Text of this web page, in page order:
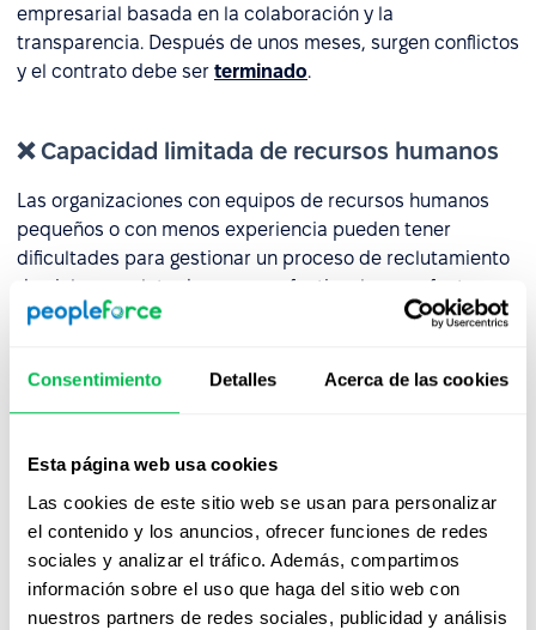
Consentimiento Detalles Acerca de las cookies
Esta página web usa cookies
Las cookies de este sitio web se usan para personalizar
el contenido y los anuncios, ofrecer funciones de redes
sociales y analizar el tráfico. Además, compartimos
información sobre el uso que haga del sitio web con
nuestros partners de redes sociales, publicidad y análisis
empresarial basada en la colaboración y la
transparencia. Después de unos meses, surgen conflictos
y el contrato debe ser terminado.
❌ Capacidad limitada de recursos humanos
Las organizaciones con equipos de recursos humanos
pequeños o con menos experiencia pueden tener
dificultades para gestionar un proceso de reclutamiento
de ciclo completo de manera efectiva, lo que afecta
tanto la rapidez como la calidad de la contratación.
una persona se encarga de todas las tareas de Recursos
Humanos. Mientras gestiona la contratación, la
simultáneamente, la
candidatos se retrasa más de dos semanas, afectando
negativamente la experiencia del candidato y la marca
empleadora.